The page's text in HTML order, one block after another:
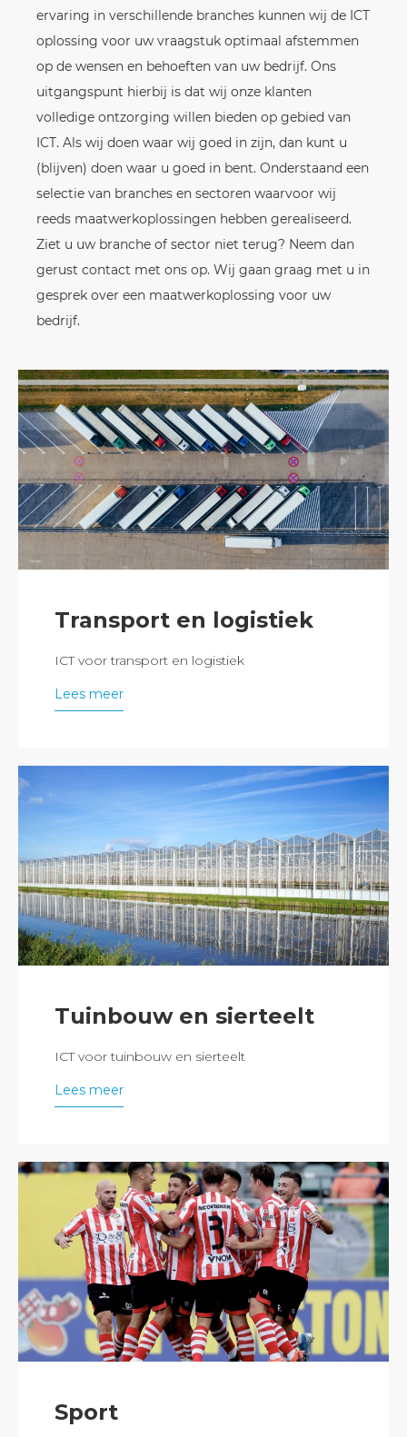
ervaring in verschillende branches kunnen wij de ICT
oplossing voor uw vraagstuk optimaal afstemmen
op de wensen en behoeften van uw bedrijf. Ons
uitgangspunt hierbij is dat wij onze klanten
volledige ontzorging willen bieden op gebied van
ICT. Als wij doen waar wij goed in zijn, dan kunt u
(blijven) doen waar u goed in bent. Onderstaand een
selectie van branches en sectoren waarvoor wij
reeds maatwerkoplossingen hebben gerealiseerd.
Ziet u uw branche of sector niet terug? Neem dan
gerust contact met ons op. Wij gaan graag met u in
gesprek over een maatwerkoplossing voor uw
bedrijf.
Transport en logistiek
ICT voor transport en logistiek
Lees meer
Tuinbouw en sierteelt
ICT voor tuinbouw en sierteelt
Lees meer
Sport